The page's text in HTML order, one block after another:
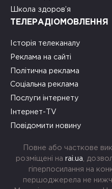
Школа здоров’я
ТЕЛЕРАДІОМОВЛЕННЯ
Історія телеканалу
Реклама на сайті
Політична реклама
Соціальна реклама
Послуги інтернету
Інтернет-TV
Повідомити новину
Повне або часткове
розміщені на rai.ua ,
гіперпосилання на
першоджерела не